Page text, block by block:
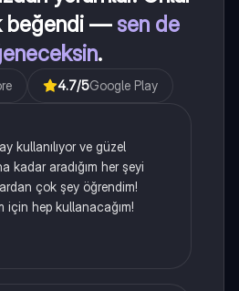
beğendi — sen de
.
4.7/5Google Play
kullanılıyor ve güzel
kadar aradığım her şeyi
çok şey öğrendim!
için hep kullanacağım!